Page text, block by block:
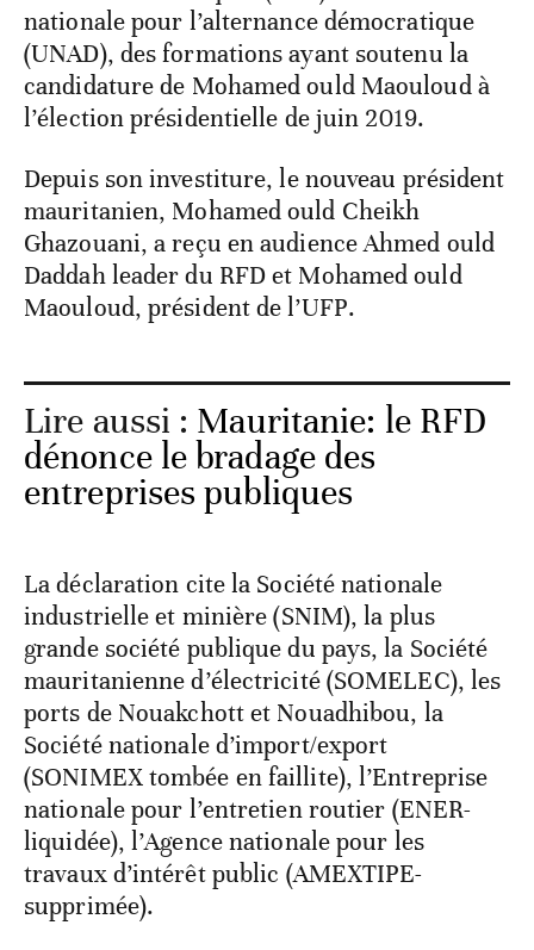
nationale pour l’alternance démocratique
(UNAD), des formations ayant soutenu la
candidature de Mohamed ould Maouloud à
l’élection présidentielle de juin 2019.
Depuis son investiture, le nouveau président
mauritanien, Mohamed ould Cheikh
Ghazouani, a reçu en audience Ahmed ould
Daddah leader du RFD et Mohamed ould
Maouloud, président de l’UFP.
Lire aussi : Mauritanie: le RFD
dénonce le bradage des
entreprises publiques
La déclaration cite la Société nationale
industrielle et minière (SNIM), la plus
grande société publique du pays, la Société
mauritanienne d’électricité (SOMELEC), les
ports de Nouakchott et Nouadhibou, la
Société nationale d’import/export
(SONIMEX tombée en faillite), l’Entreprise
nationale pour l’entretien routier (ENER-
liquidée), l’Agence nationale pour les
travaux d’intérêt public (AMEXTIPE-
supprimée).